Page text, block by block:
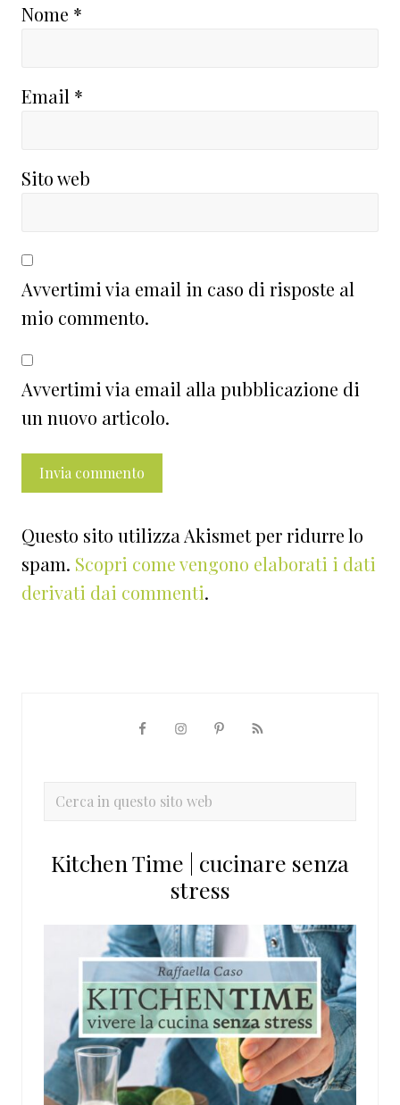
Nome *
Email *
Sito web
Avvertimi via email in caso di risposte al
mio commento.
Avvertimi via email alla pubblicazione di
un nuovo articolo.
Questo sito utilizza Akismet per ridurre lo
spam. Scopri come vengono elaborati i dati
derivati dai commenti.
primaria
Cerca
sito
Kitchen Time | cucinare senza
stress